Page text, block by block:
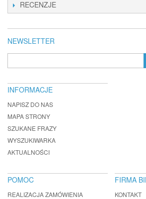
RECENZJE
NEWSLETTER
INFORMACJE
NAPISZ DO NAS
MAPA STRONY
SZUKANE FRAZY
WYSZUKIWARKA
AKTUALNOŚCI
POMOC
REALIZACJA ZAMÓWIENIA
FIRMA
KONTAKT